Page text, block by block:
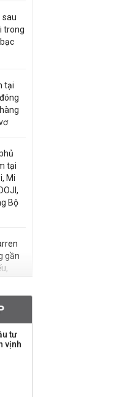
sau
trong
tại
tại
Mi
Bộ
gần
đề
tư
vịnh